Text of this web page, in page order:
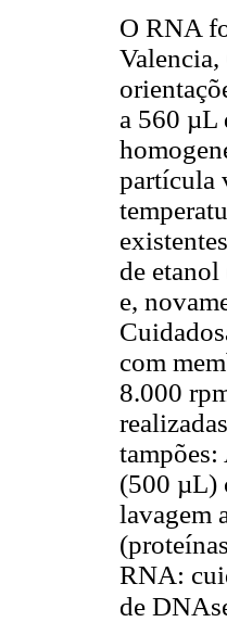
O RNA
a 560 µL
partícula
de
e,
com
8.000
(500 µL)
lavagem
RNA:
de